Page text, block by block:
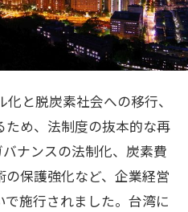
と脱炭素社会への移行、
め、法制度の抜本的な再
ナンスの法制化、炭素費
保護強化など、企業経営
施行されました。台湾に